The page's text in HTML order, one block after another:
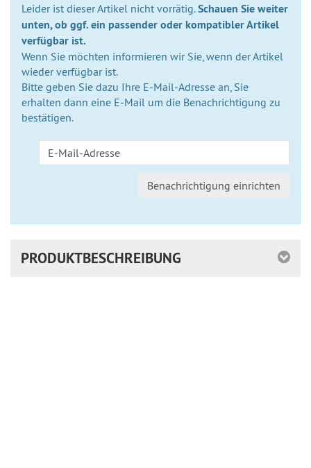
Leider ist dieser Artikel nicht vorrätig.Schauen Sie weiter
unten, ob ggf. ein passender oder kompatibler Artikel
verfügbar ist.
Wenn Sie möchten informieren wir Sie, wenn der Artikel
wieder verfügbar ist.
Bitte geben Sie dazu Ihre E-Mail-Adresse an, Sie
erhalten dann eine E-Mail um die Benachrichtigung zu
bestätigen.
Benachrichtigung einrichten
PRODUKTBESCHREIBUNG